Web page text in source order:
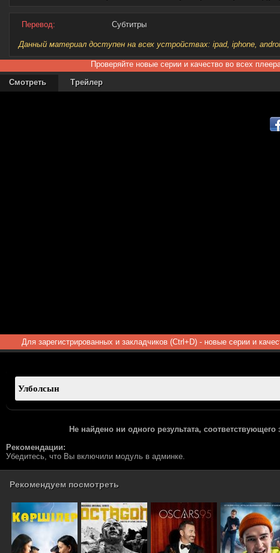
Перевод: Субтитры
Данный материал доступен на всех устройствах: ipad, iphone,
Проверяйте новые серии и качество во всех
Смотреть
Трейлер
Для зарегистрированных и закладчиков (Ctrl+D) - новые серии и
Не найдено ни одного результата, соответствующего
Рекомендации:
Убедитесь, что Вы включили модуль в админке.
Рекомендуем посмотреть